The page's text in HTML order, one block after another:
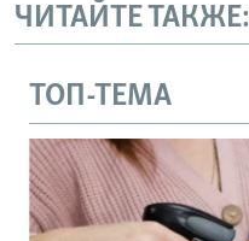
ЧИТАЙТЕ ТАКЖЕ:
ТОП-ТЕМА